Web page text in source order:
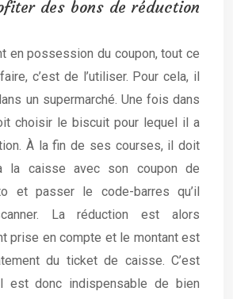
des bons de réduction
en possession du coupon, tout ce
c’est de l’utiliser. Pour cela, il
un supermarché. Une fois dans
choisir le biscuit pour lequel il a
À la fin de ses courses, il doit
la caisse avec son coupon de
et passer le code-barres qu’il
La réduction est alors
prise en compte et le montant est
du ticket de caisse. C’est
est donc indispensable de bien